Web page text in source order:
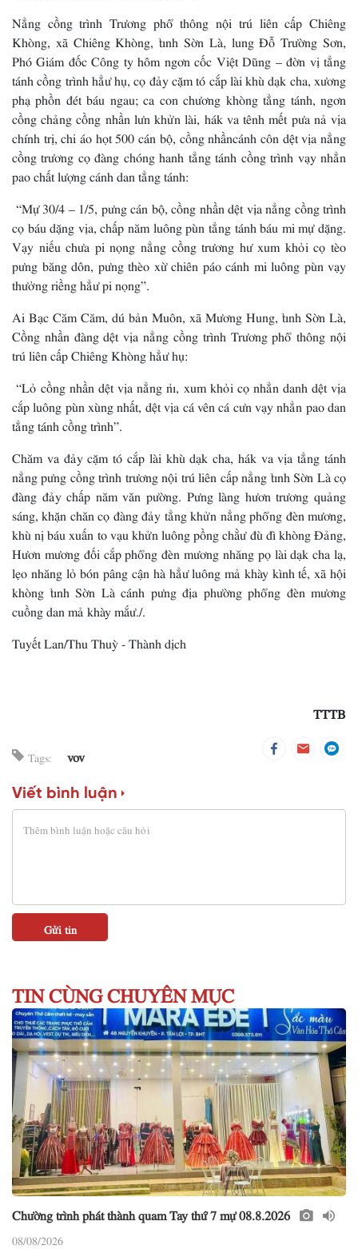
Nẳng cồng trình Trương phổ thông nội trú liên cấp Chiêng
Khòng, xã Chiêng Khòng, tỉnh Sờn Là, lung Đỗ Trường Sơn,
Phó Giám đốc Công ty hôm ngơn cốc Việt Dũng – đờn vị tẳng
tánh cồng trình hẳư hụ, cọ đảy cặm tó cắp lài khù dạk cha, xương
phạ phồn đét báu ngau; ca con chương khòng tẳng tánh, ngơn
cồng chảng cồng nhần lưn khửn lài, hák va tênh mết pưa nả vịa
chính trị, chi áo họt 500 cán bộ, cồng nhầncánh côn dệt vịa nẳng
cồng trương cọ đàng chóng hanh tẳng tánh cồng trình vạy nhẳn
pao chất lượng cánh dan tẳng tánh:
“Mự 30/4 – 1/5, pưng cán bộ, cồng nhần dệt vịa nẳng cồng trình
cọ báu dặng vịa, chấp năm luông pùn tẳng tánh báu mi mự dặng.
Vạy niếu chưa pi nọng nẳng cồng trương hư xum khỏi cọ tèo
pưng băng dôn, pưng thèo xừ chiên páo cánh mi luông pùn vạy
thưởng riềng hẳư pi nọng”.
Ai Bạc Căm Căm, dú bản Muôn, xã Mương Hung, tỉnh Sờn Là,
Cồng nhần đàng dệt vịa nẳng cồng trình Trương phổ thông nội
trú liên cấp Chiêng Khòng hẳư hụ:
“Lỏ cồng nhần dệt vịa nẳng nỉ, xum khỏi cọ nhẳn danh dệt vịa
cắp luông pùn xùng nhất, dệt vịa cá vên cá cưn vạy nhẳn pao dan
tẳng tánh cồng trình”.
Chăm va đảy cặm tó cắp lài khù dạk cha, hák va vịa tẳng tánh
nẳng pưng cồng trình trương nội trú liên cấp nẳng tỉnh Sờn Là cọ
đàng đảy chấp năm văn pường. Pưng làng hươn trương quảng
sáng, khặn chăn cọ đàng đảy tẳng khửn nẳng phổng đèn mương,
khù nị báu xuấn to vạu khửn luông pồng chằư đù đì khòng Đảng,
Hươn mương đối cắp phổng đèn mương nhăng pọ lài dạk cha lạ,
lẹo nhăng lỏ bón pâng cận hà hẳư luông mả khày kình tế, xã hội
khòng tỉnh Sờn Là cánh pưng địa phường phổng đèn mương
cuồng dan mả khày mắư./.
Tuyết Lan/Thu Thuỳ - Thành dịch
TTTB
Tags: vov
Viết bình luận
TIN CÙNG CHUYÊN MỤC
Chường trình phát thành quam Tay thứ 7 mự 08.8.2026
08/08/2026